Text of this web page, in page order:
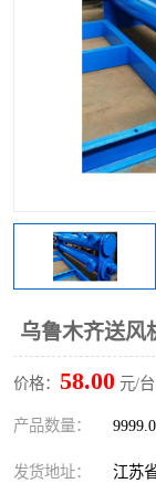
乌鲁木齐送风
价格： 58.00 元/
产品数量：
发货地址： 江苏